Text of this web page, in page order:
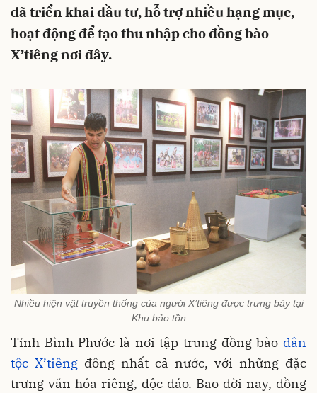
đã triển khai đầu tư, hỗ trợ nhiều hạng mục,
hoạt động để tạo thu nhập cho đồng bào
X’tiêng nơi đây.
Nhiều hiện vật truyền thống của người X’tiêng được trưng bày tại
Khu bảo tồn
Tỉnh Bình Phước là nơi tập trung đồng bào dân
tộc X’tiêng đông nhất cả nước, với những đặc
trưng văn hóa riêng, độc đáo. Bao đời nay, đồng